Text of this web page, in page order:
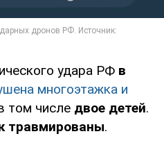
удара РФ в
многоэтажка и
том числе двое детей.
травмированы.